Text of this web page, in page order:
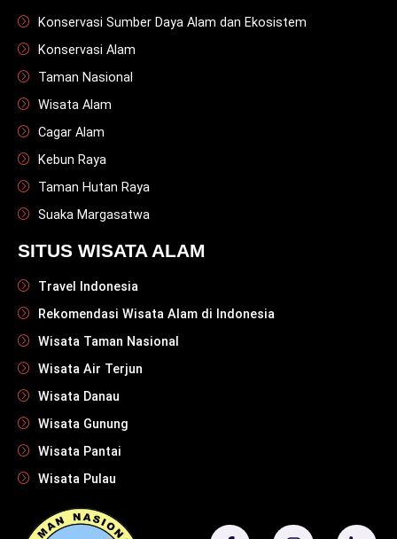
Konservasi Sumber Daya Alam dan Ekosistem
Konservasi Alam
Taman Nasional
Wisata Alam
Cagar Alam
Kebun Raya
Taman Hutan Raya
Suaka Margasatwa
SITUS WISATA ALAM
Travel Indonesia
Rekomendasi Wisata Alam di Indonesia
Wisata Taman Nasional
Wisata Air Terjun
Wisata Danau
Wisata Gunung
Wisata Pantai
Wisata Pulau